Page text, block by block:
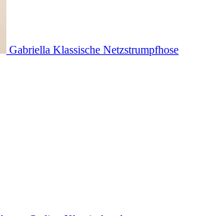
Gabriella Klassische Netzstrumpfhose